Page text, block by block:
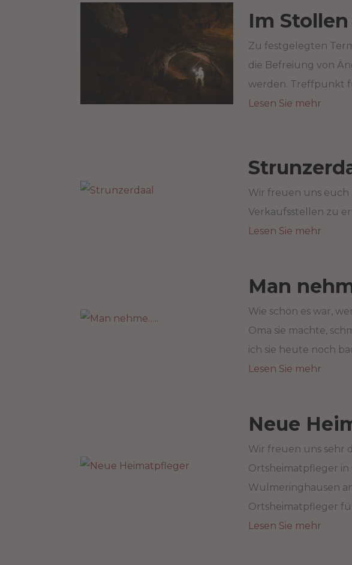
Im
Zu festgelegten
die Befreiung von
werden. Treffpunkt
Lesen Sie mehr
Wir freuen uns euch
Verkaufsstellen zu
Lesen Sie mehr
Man
Wie schön es war,
Oma sie machte,
ich sie heute noch
Lesen Sie mehr
Neue
Wir freuen uns sehr
Ortsheimatpfleger in
Wulmeringhausen
Ortsheimatpfleger
Lesen Sie mehr